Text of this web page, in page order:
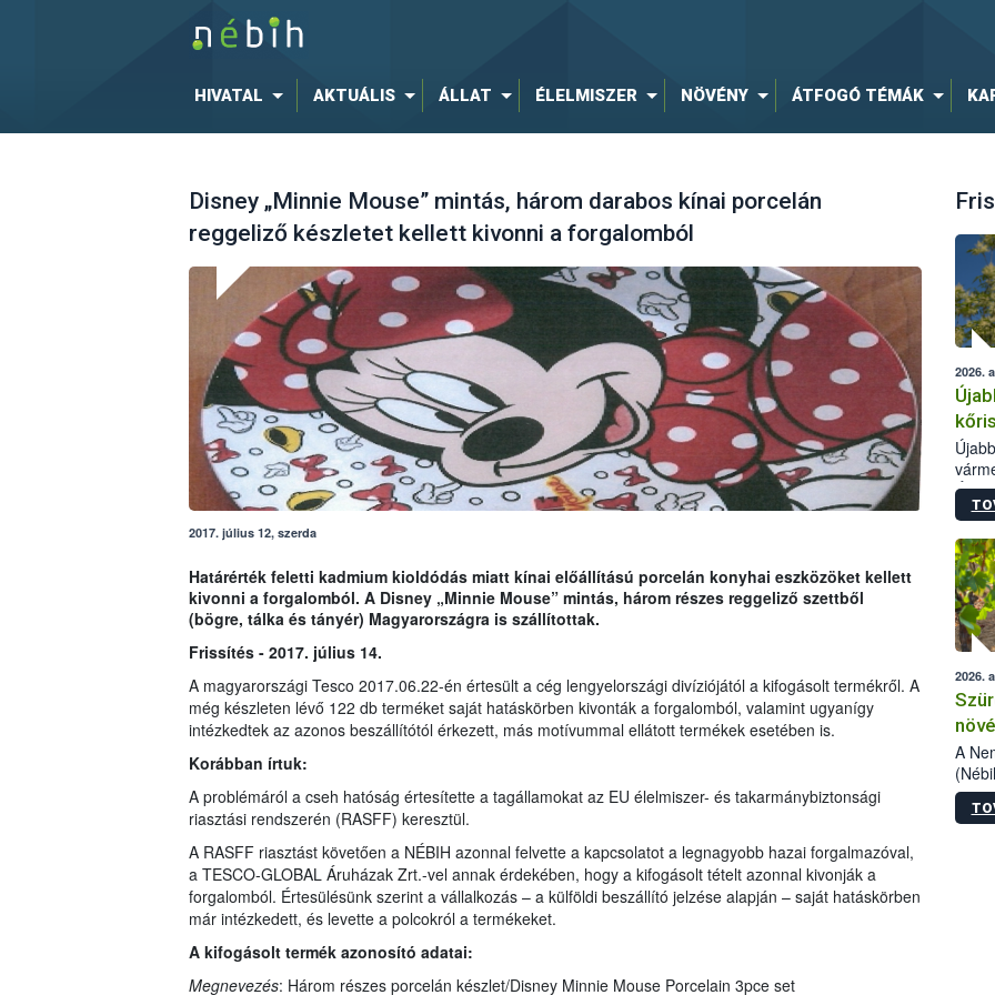
HIVATAL AKTUÁLIS ÁLLAT ÉLELMISZER NÖVÉNY ÁTFOGÓ TÉMÁK
Disney „Minnie Mouse” mintás, három darabos kínai porcelán
reggeliző készletet kellett kivonni a forgalomból
2017. július 12, szerda
Határérték feletti kadmium kioldódás miatt kínai előállítású porcelán konyhai eszközöket kellett
kivonni a forgalomból. A Disney „Minnie Mouse” mintás, három részes reggeliző szettből
(bögre, tálka és tányér) Magyarországra is szállítottak.
Frissítés - 2017. július 14.
A magyarországi Tesco 2017.06.22-én értesült a cég lengyelországi divíziójától a kifogásolt termékről. A
még készleten lévő 122 db terméket saját hatáskörben kivonták a forgalomból, valamint ugyanígy
intézkedtek az azonos beszállítótól érkezett, más motívummal ellátott termékek esetében is.
Korábban írtuk:
A problémáról a cseh hatóság értesítette a tagállamokat az EU élelmiszer- és takarmánybiztonsági
riasztási rendszerén (RASFF) keresztül.
A RASFF riasztást követően a NÉBIH azonnal felvette a kapcsolatot a legnagyobb hazai forgalmazóval,
a TESCO-GLOBAL Áruházak Zrt.-vel annak érdekében, hogy a kifogásolt tételt azonnal kivonják a
forgalomból. Értesülésünk szerint a vállalkozás – a külföldi beszállító jelzése alapján – saját hatáskörben
már intézkedett, és levette a polcokról a termékeket.
A kifogásolt termék azonosító adatai:
Megnevezés: Három részes porcelán készlet/Disney Minnie Mouse Porcelain 3pce set
2026.
2026.
A